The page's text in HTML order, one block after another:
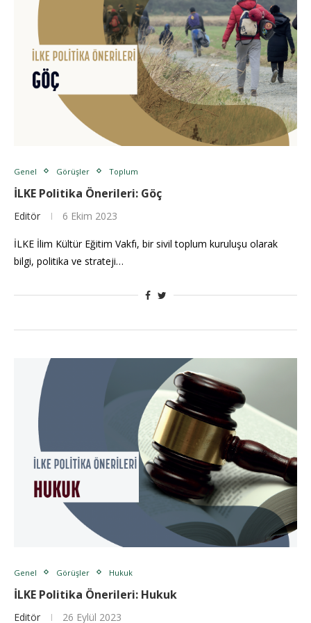
Genel Görüşler Toplum
İLKE Politika Önerileri: Göç
Editör 6 Ekim 2023
İLKE İlim Kültür Eğitim Vakfı, bir sivil toplum kuruluşu olarak
bilgi, politika ve strateji…
Genel Görüşler Hukuk
İLKE Politika Önerileri: Hukuk
Editör 26 Eylül 2023